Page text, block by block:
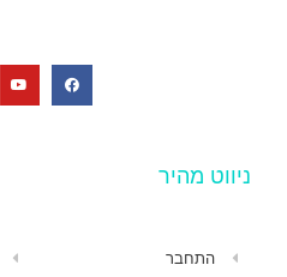
ניווט מהיר
התחבר